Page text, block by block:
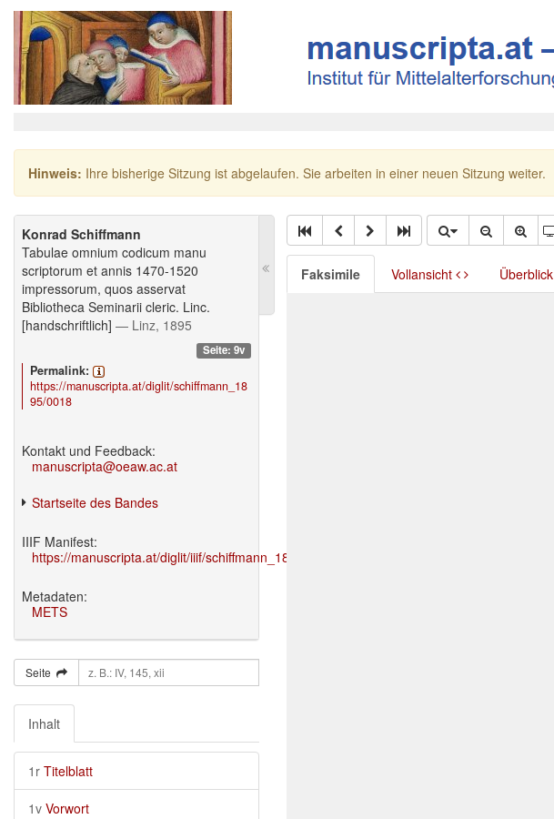
Hinweis: Ihre bisherige Sitzung ist abgelaufen. Sie arbeiten in einer neuen Sitzung weiter.
Konrad Schiffmann
Tabulae omnium codicum manu
scriptorum et annis 1470-1520
impressorum, quos asservat
Bibliotheca Seminarii cleric. Linc.
[handschriftlich] — Linz, 1895
Seite: 9v
Permalink:
https://manuscripta.at/diglit/schiffmann_18
95/0018
Kontakt und Feedback:
manuscripta@oeaw.ac.at
Startseite des Bandes
IIIF Manifest:
https://manuscripta.at/diglit/iiif/schiffmann_1895/manifest.json
Metadaten:
METS
Seite
Inhalt
1r Titelblatt
1v Vorwort
Faksimile Vollansicht Überblick